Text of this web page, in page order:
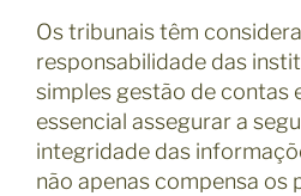
Os tribunais têm
responsabilidade das
simples gestão de contas
essencial assegurar a
integridade das
não apenas compensa os